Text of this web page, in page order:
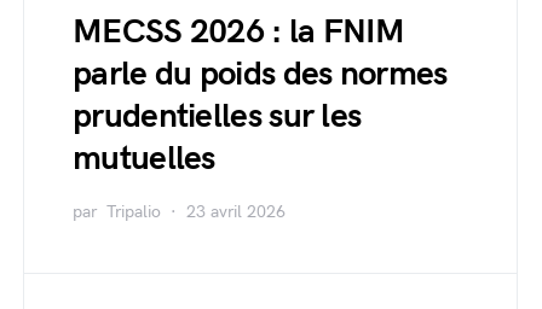
MECSS 2026 : la FNIM
parle du poids des normes
prudentielles sur les
mutuelles
par Tripalio 23 avril 2026